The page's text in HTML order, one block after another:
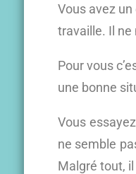
Vous avez
travaille. Il ne
Pour vous
une bonne
Vous
ne semble
Malgré tout, il